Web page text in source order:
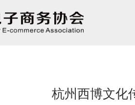
杭州西博文化